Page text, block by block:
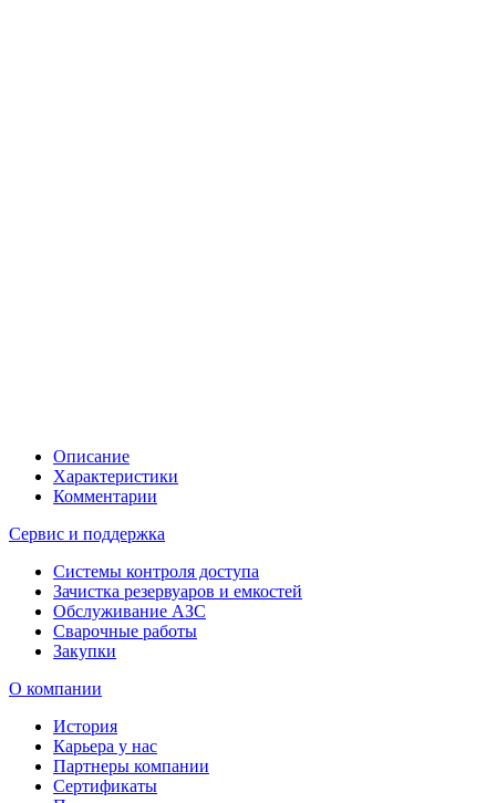
Описание
Характеристики
Комментарии
Сервис и поддержка
Системы контроля доступа
Зачистка резервуаров и емкостей
Обслуживание АЗС
Сварочные работы
Закупки
О компании
История
Карьера у нас
Партнеры компании
Сертификаты